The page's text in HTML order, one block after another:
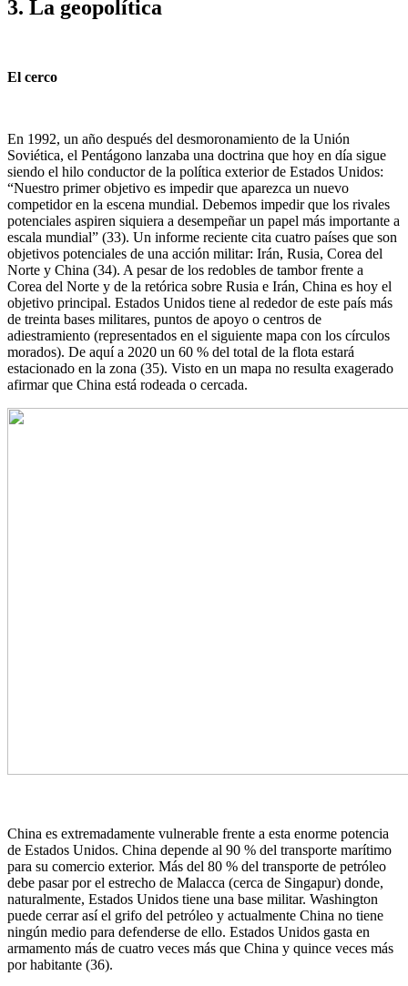
3. La geopolítica
El cerco
En 1992, un año después del desmoronamiento de la Unión
Soviética, el Pentágono lanzaba una doctrina que hoy en día sigue
siendo el hilo conductor de la política exterior de Estados Unidos:
“Nuestro primer objetivo es impedir que aparezca un nuevo
competidor en la escena mundial. Debemos impedir que los rivales
potenciales aspiren siquiera a desempeñar un papel más importante a
escala mundial” (33). Un informe reciente cita cuatro países que son
objetivos potenciales de una acción militar: Irán, Rusia, Corea del
Norte y China (34). A pesar de los redobles de tambor frente a
Corea del Norte y de la retórica sobre Rusia e Irán, China es hoy el
objetivo principal. Estados Unidos tiene al rededor de este país más
de treinta bases militares, puntos de apoyo o centros de
adiestramiento (representados en el siguiente mapa con los círculos
morados). De aquí a 2020 un 60 % del total de la flota estará
estacionado en la zona (35). Visto en un mapa no resulta exagerado
afirmar que China está rodeada o cercada.
China es extremadamente vulnerable frente a esta enorme potencia
de Estados Unidos. China depende al 90 % del transporte marítimo
para su comercio exterior. Más del 80 % del transporte de petróleo
debe pasar por el estrecho de Malacca (cerca de Singapur) donde,
naturalmente, Estados Unidos tiene una base militar. Washington
puede cerrar así el grifo del petróleo y actualmente China no tiene
ningún medio para defenderse de ello. Estados Unidos gasta en
armamento más de cuatro veces más que China y quince veces más
por habitante (36).